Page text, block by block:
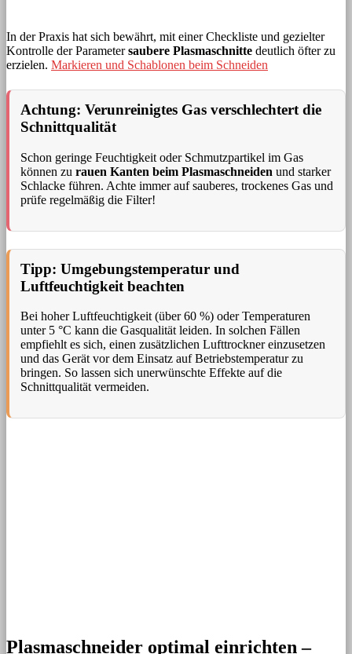
In der Praxis hat sich bewährt, mit einer Checkliste und gezielter
Kontrolle der Parametersaubere Plasmaschnitte deutlich öfter zu
erzielen. Markieren und Schablonen beim Schneiden
Achtung: Verunreinigtes Gas verschlechtert die
Schnittqualität
Schon geringe Feuchtigkeit oder Schmutzpartikel im Gas
können zu rauen Kanten beim Plasmaschneiden und starker
Schlacke führen. Achte immer auf sauberes, trockenes Gas und
prüfe regelmäßig die Filter!
Tipp: Umgebungstemperatur und
Luftfeuchtigkeit beachten
Bei hoher Luftfeuchtigkeit (über 60 %) oder Temperaturen
unter 5 °C kann die Gasqualität leiden. In solchen Fällen
empfiehlt es sich, einen zusätzlichen Lufttrockner einzusetzen
und das Gerät vor dem Einsatz auf Betriebstemperatur zu
bringen. So lassen sich unerwünschte Effekte auf die
Schnittqualität vermeiden.
Plasmaschneider optimal einrichten –